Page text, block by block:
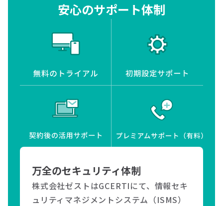
安心のサポート体制
万全のセキュリティ体制
株式会社ゼストはGCERTIにて、情報セキ
ュリティマネジメントシステム（ISMS）